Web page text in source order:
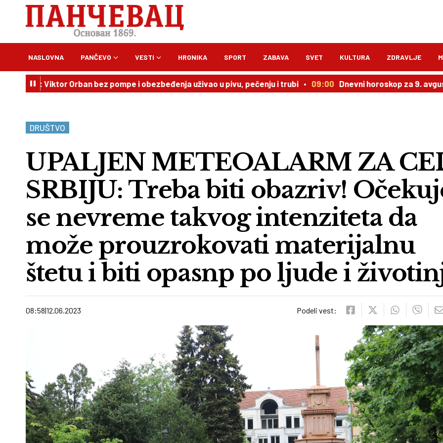
NASLOVNA PANČEVO VESTI HRONIKA SPORT ZABAVA SVET KULTURA ZDRAVLJE
Viktor Orban bez pompe i obezbeđenja uživao u pivu, pečenju i trubi 09:00 Dnevni horoskop za 9. avgust:
DRUŠTVO
UPALJEN METEOALARM ZA
SRBIJU: Treba biti obazriv!
se nevreme takvog intenziteta da
može prouzrokovati materijalnu
štetu i biti opasnp po ljude i
08:58 12.06.2023 Podeli vest: